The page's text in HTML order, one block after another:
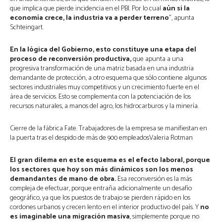
que implica que pierde incidencia en el PBI. Por lo cual aún si la
economía crece, la industria va a perder terreno”, apunta
Schteingart.
En la lógica del Gobierno, esto constituye una etapa del
proceso de reconversión productiva,que apunta a una
progresiva transformación de una matriz basada en una industria
demandante de protección, a otro esquema que sólo contiene algunos
sectores industriales muy competitivos y un crecimiento fuerte en el
área de servicios. Esto se complementa con la potenciación de los
recursos naturales, a manos del agro, los hidrocarburos y la minería.
Cierre de la fábrica Fate. Trabajadores de la empresa se manifiestan en
la puerta tras el despido de más de 900 empleadosValeria Rotman
El gran dilema en este esquema es el efecto laboral, porque
los sectores que hoy son más dinámicos son los menos
demandantes de mano de obra.Esa reconversión es la más
compleja de efectuar, porque entraña adicionalmente un desafío
geográfico, ya que los puestos de trabajo se pierden rápido en los
cordones urbanos y crecen lento en el interior productivo del país. Yno
es imaginable una migración masiva, simplemente porque no